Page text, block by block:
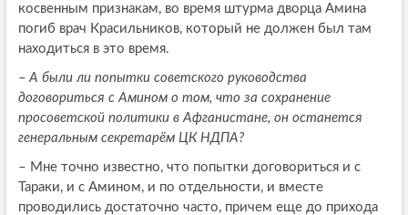
косвенным признакам, во время штурма дворца Амина
погиб врач Красильников, который не должен был там
находиться в это время.
– А были ли попытки советского руководства
договориться с Амином о том, что за сохранение
просоветской политики в Афганистане, он останется
генеральным секретарём ЦК НДПА?
– Мне точно известно, что попытки договориться и с
Тараки, и с Амином, и по отдельности, и вместе
проводились достаточно часто, причем еще до прихода